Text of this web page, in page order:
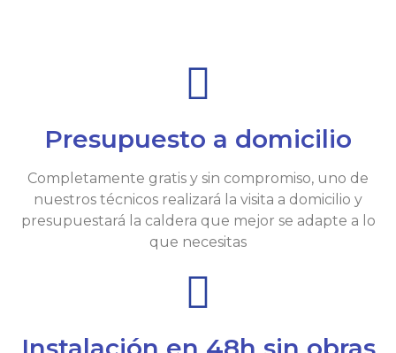
Presupuesto a domicilio
Completamente gratis y sin compromiso, uno de
nuestros técnicos realizará la visita a domicilio y
presupuestará la caldera que mejor se adapte a lo
que necesitas